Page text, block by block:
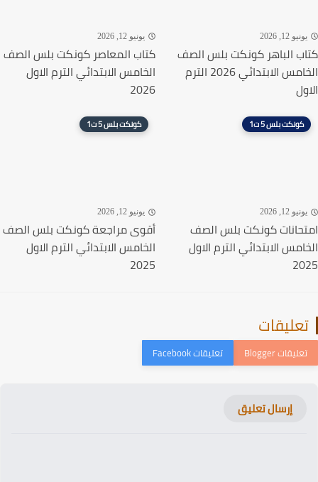
12, 2026
الباهر كونكت بلس الصف
الخامس الابتدائي 2026 الترم
يونيو 12, 2026
كتاب المعاصر كونكت بلس الصف
الخامس الابتدائي الترم الاول
2026
كونكت بلس 5 ت1
12, 2026
كونكت بلس الصف
الابتدائي الترم الاول
كونكت بلس 5 ت1
يونيو 12, 2026
أقوى مراجعة كونكت بلس الصف
الخامس الابتدائي الترم الاول
2025
إرسال تعليق